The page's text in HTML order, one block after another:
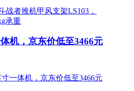
机，京东价低至3466元